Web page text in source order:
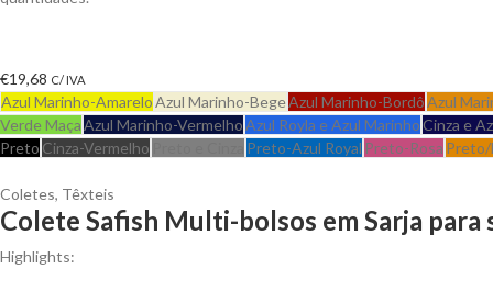
€19,68 C/ IVA
Azul Marinho-AmareloAzul Marinho-BegeAzul Marinho-BordôAzul
Verde MaçaAzul Marinho-VermelhoAzul Royla e Azul Marinho Cinza e
Preto Cinza-Vermelho Preto-Azul Royal Preto-Rosa Preto/
Coletes, Têxteis
Colete Safish Multi-bolsos em Sarja para
Highlights: